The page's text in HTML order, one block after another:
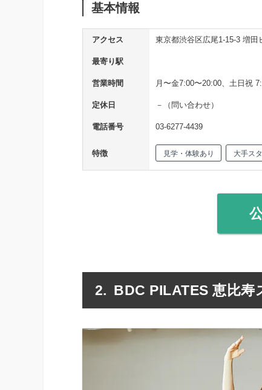
基本情報
アクセス 東京都渋谷区広尾1-15-3 増田
最寄り駅
営業時間 月〜金7:00〜20:00、土日祝
定休日 －（問い合わせ）
電話番号 03-6277-4439
特徴 見学・体験あり 大手ス
BDC PILATES 恵比寿